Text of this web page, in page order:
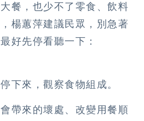
餐，也少不了零食、飲料
楊蕙萍建議民眾，別急著
好先停看聽一下：
下來，觀察食物組成。
帶來的壞處、改變用餐順